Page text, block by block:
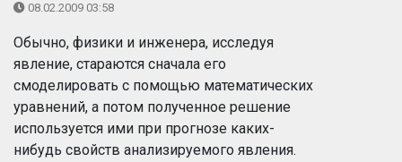
08.02.2009 03:58
Обычно, физики и инженера, исследуя
явление, стараются сначала его
смоделировать с помощью математических
уравнений, а потом полученное решение
используется ими при прогнозе каких-
нибудь свойств анализируемого явления.